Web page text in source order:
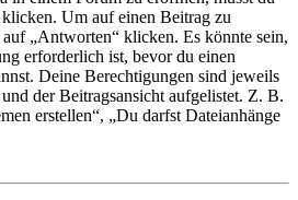
Um auf einen Beitrag zu
„Antworten“ klicken. Es könnte sein,
erforderlich ist, bevor du einen
Deine Berechtigungen sind jeweils
der Beitragsansicht aufgelistet. Z. B.
erstellen“, „Du darfst Dateianhänge